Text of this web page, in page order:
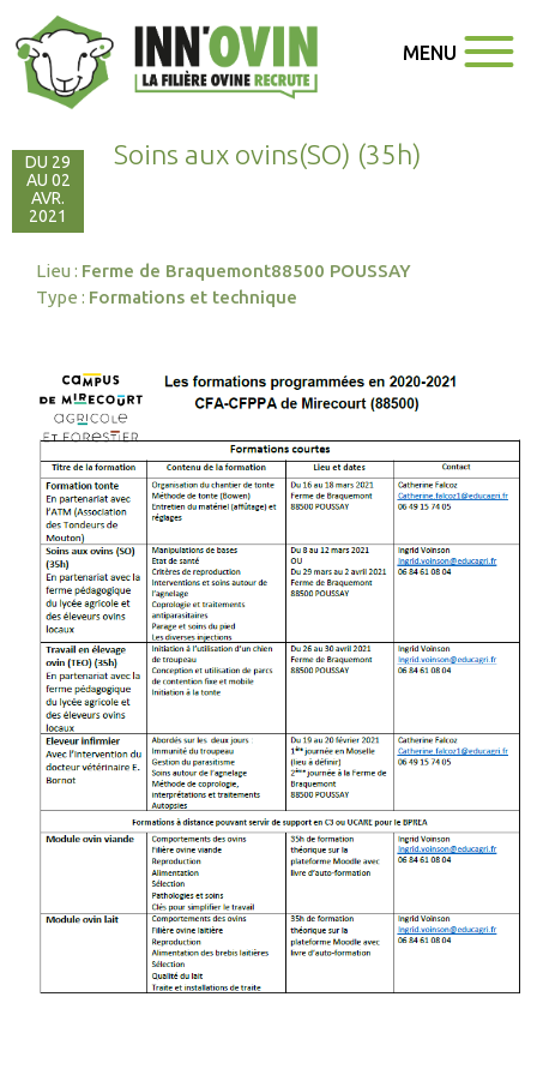
MENU
DU 29
AU 02
AVR.
2021
Soins aux ovins(SO) (35h)
Lieu : Ferme de Braquemont88500 POUSSAY
Type : Formations et technique